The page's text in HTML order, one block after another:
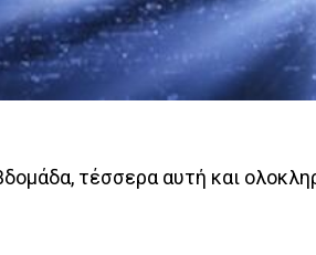
τέσσερα αυτή και